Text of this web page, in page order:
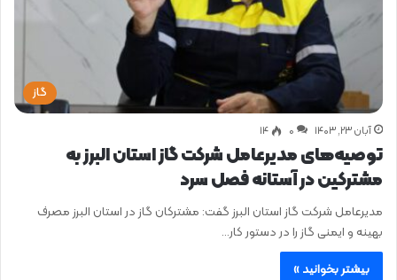
گاز
آبان ۲۳, ۱۴۰۳ 0 ۱۴
توصیه‌های مدیرعامل شرکت گاز استان البرز به
مشترکین در آستانه فصل سرد
مدیرعامل شرکت گاز استان البرز گفت: مشترکان گاز در استان البرز مصرف
بهینه و ایمنی گاز را در دستور کار…
بیشتر بخوانید »